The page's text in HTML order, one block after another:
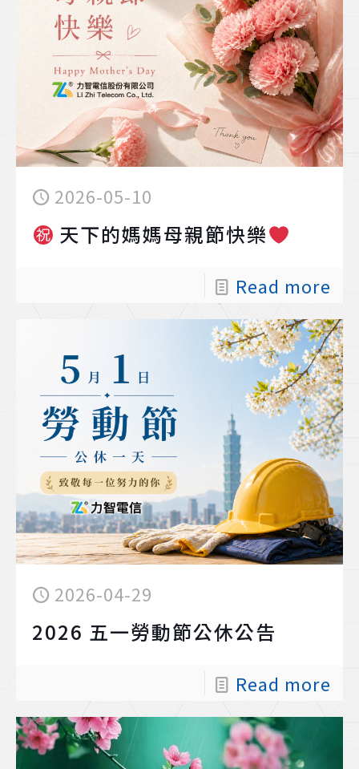
2026-05-10
天下的媽媽母親節快樂
Read more
2026-04-29
2026 五一勞動節公休公告
Read more